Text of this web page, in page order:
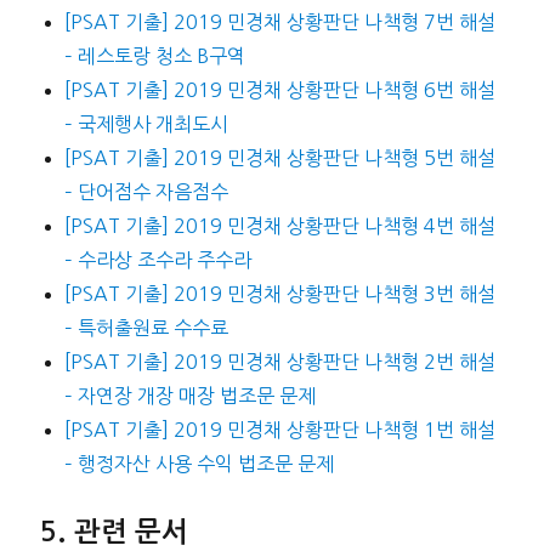
[PSAT 기출] 2019 민경채 상황판단 나책형 7번 해설
– 레스토랑 청소 B구역
[PSAT 기출] 2019 민경채 상황판단 나책형 6번 해설
– 국제행사 개최도시
[PSAT 기출] 2019 민경채 상황판단 나책형 5번 해설
– 단어점수 자음점수
[PSAT 기출] 2019 민경채 상황판단 나책형 4번 해설
– 수라상 조수라 주수라
[PSAT 기출] 2019 민경채 상황판단 나책형 3번 해설
– 특허출원료 수수료
[PSAT 기출] 2019 민경채 상황판단 나책형 2번 해설
– 자연장 개장 매장 법조문 문제
[PSAT 기출] 2019 민경채 상황판단 나책형 1번 해설
– 행정자산 사용 수익 법조문 문제
관련 문서